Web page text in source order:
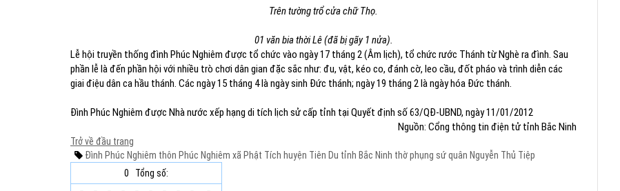
Trên tường trổ cửa chữ Thọ.
01 văn bia thời Lê (đã bị gãy 1 nửa).
Lễ hội truyền thống đình Phúc Nghiêm được tổ chức vào ngày 17 tháng 2 (Âm lịch), tổ chức rước Thánh từ Nghè ra đình. Sau
phần lễ là đến phần hội với nhiều trò chơi dân gian đặc sắc như: đu, vật, kéo co, đánh cờ, leo cầu, đốt pháo và trình diễn các
giai điệu dân ca hầu thánh. Các ngày 15 tháng 4 là ngày sinh Đức thánh; ngày 19 tháng 2 là ngày hóa Đức thánh.
Đình Phúc Nghiêm được Nhà nước xếp hạng di tích lịch sử cấp tỉnh tại Quyết định số 63/QĐ-UBND, ngày 11/01/2012
Nguồn: Cổng thông tin điện tử tỉnh Bắc Ninh
Trở về đầu trang
Đình Phúc Nghiêm thôn Phúc Nghiêm xã Phật Tích huyện Tiên Du tỉnh Bắc Ninh thờ phụng sứ quân Nguyễn Thủ Tiệp
0
Tổng số: